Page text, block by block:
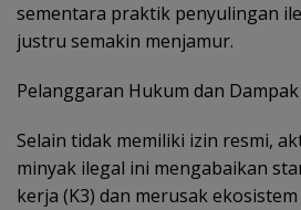
sementara praktik penyulingan
justru semakin menjamur.
Pelanggaran Hukum dan
Selain tidak memiliki izin resmi,
minyak ilegal ini mengabaikan
kerja (K3) dan merusak